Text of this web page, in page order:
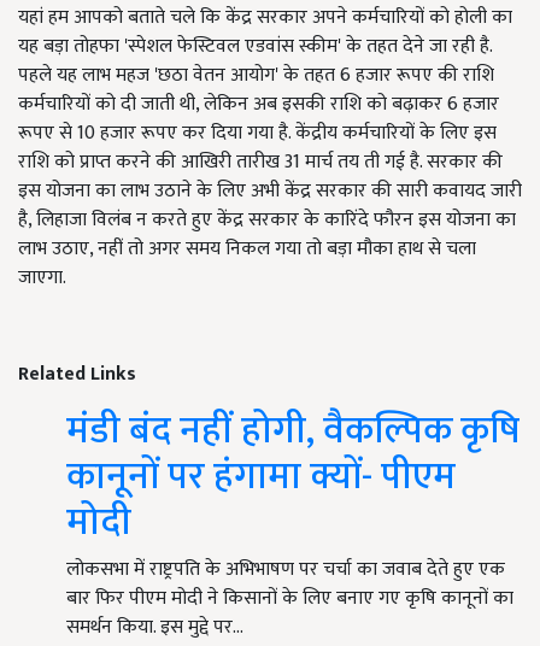
यहां हम आपको बताते चले कि केंद्र सरकार अपने कर्मचारियों को होली का
यह बड़ा तोहफा 'स्पेशल फेस्टिवल एडवांस स्कीम' के तहत देने जा रही है.
पहले यह लाभ महज 'छठा वेतन आयोग' के तहत 6 हजार रूपए की राशि
कर्मचारियों को दी जाती थी, लेकिन अब इसकी राशि को बढ़ाकर 6 हजार
रूपए से 10 हजार रूपए कर दिया गया है. केंद्रीय कर्मचारियों के लिए इस
राशि को प्राप्त करने की आखिरी तारीख 31 मार्च तय ती गई है. सरकार की
इस योजना का लाभ उठाने के लिए अभी केंद्र सरकार की सारी कवायद जारी
है, लिहाजा विलंब न करते हुए केंद्र सरकार के कारिंदे फौरन इस योजना का
लाभ उठाए, नहीं तो अगर समय निकल गया तो बड़ा मौका हाथ से चला
जाएगा.
Related Links
मंडी बंद नहीं होगी, वैकल्पिक कृषि
कानूनों पर हंगामा क्यों- पीएम
मोदी
लोकसभा में राष्ट्रपति के अभिभाषण पर चर्चा का जवाब देते हुए एक
बार फिर पीएम मोदी ने किसानों के लिए बनाए गए कृषि कानूनों का
समर्थन किया. इस मुद्दे पर…